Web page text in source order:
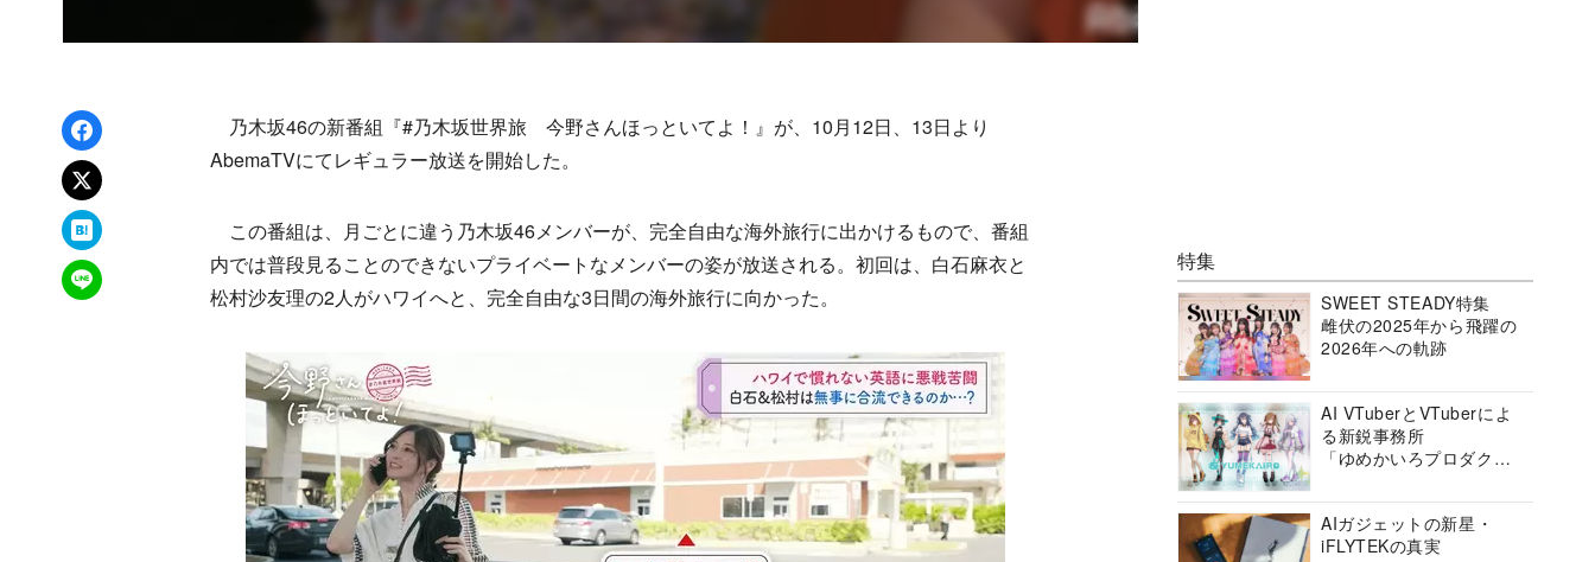
Facebookでシェア
xでポスト
はてなブックマーク
LINEで送る
乃木坂46の新番組『#乃木坂世界旅 今野さんほっといてよ！』が、10月12日、13日より
AbemaTVにてレギュラー放送を開始した。
この番組は、月ごとに違う乃木坂46メンバーが、完全自由な海外旅行に出かけるもので、番組
内では普段見ることのできないプライベートなメンバーの姿が放送される。初回は、白石麻衣と
松村沙友理の2人がハワイへと、完全自由な3日間の海外旅行に向かった。
特集
SWEET STEADY特集
雌伏の2025年から飛躍の
2026年への軌跡
AI VTuberとVTuberによ
る新鋭事務所
「ゆめかいろプロダクシ
AIガジェットの新星・
iFLYTEKの真実